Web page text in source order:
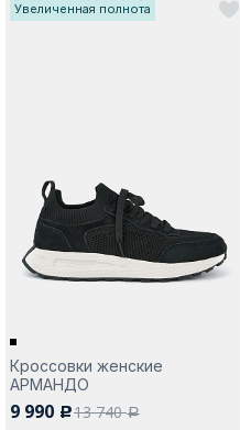
Увеличенная полнота
Кроссовки женские
АРМАНДО
9 990 c13 740a